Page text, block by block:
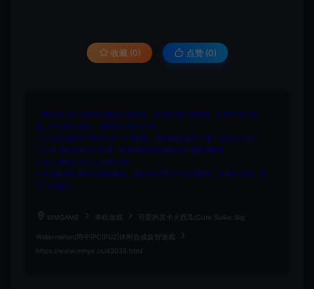
收藏 (0) 点赞 (0)
1.网站内所有文件均为网络共享资源，本站仅做打包整理。仅用于学习交
流，严禁商业用途，否则自行承担后果。
2.所有资源请于下载后24小时内删除。如需体验更多乐趣，请购买正版！
3.所有内容均来自互联网。如侵犯您的版权或利益请发送邮件：
cvformat#gmail.com (#换为@)
4.本站收费仅用于资源的保存、备份和分享所产生的费用，不用于盈利，亦
无任何盈利。
MMGAME 单机游戏 可爱的苏卡大西瓜(Cute Suika: Big
Watermelon)简中|PC|PUZ|休闲合成益智游戏
https://www.mmyx.cc/43035.html